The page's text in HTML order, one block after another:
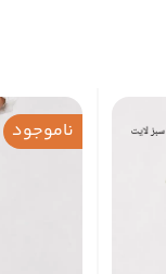
ناموجود